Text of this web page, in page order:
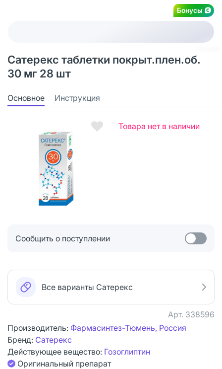
Бонусы
Сатерекс таблетки покрыт.плен.об.
30 мг 28 шт
Основное Инструкция
Товара нет в наличии
Сообщить о поступлении
Все варианты Сатерекс
Арт. 338596
Производитель: Фармасинтез-Тюмень, Россия
Бренд: Сатерекс
Действующее вещество: Гозоглиптин
Оригинальный препарат